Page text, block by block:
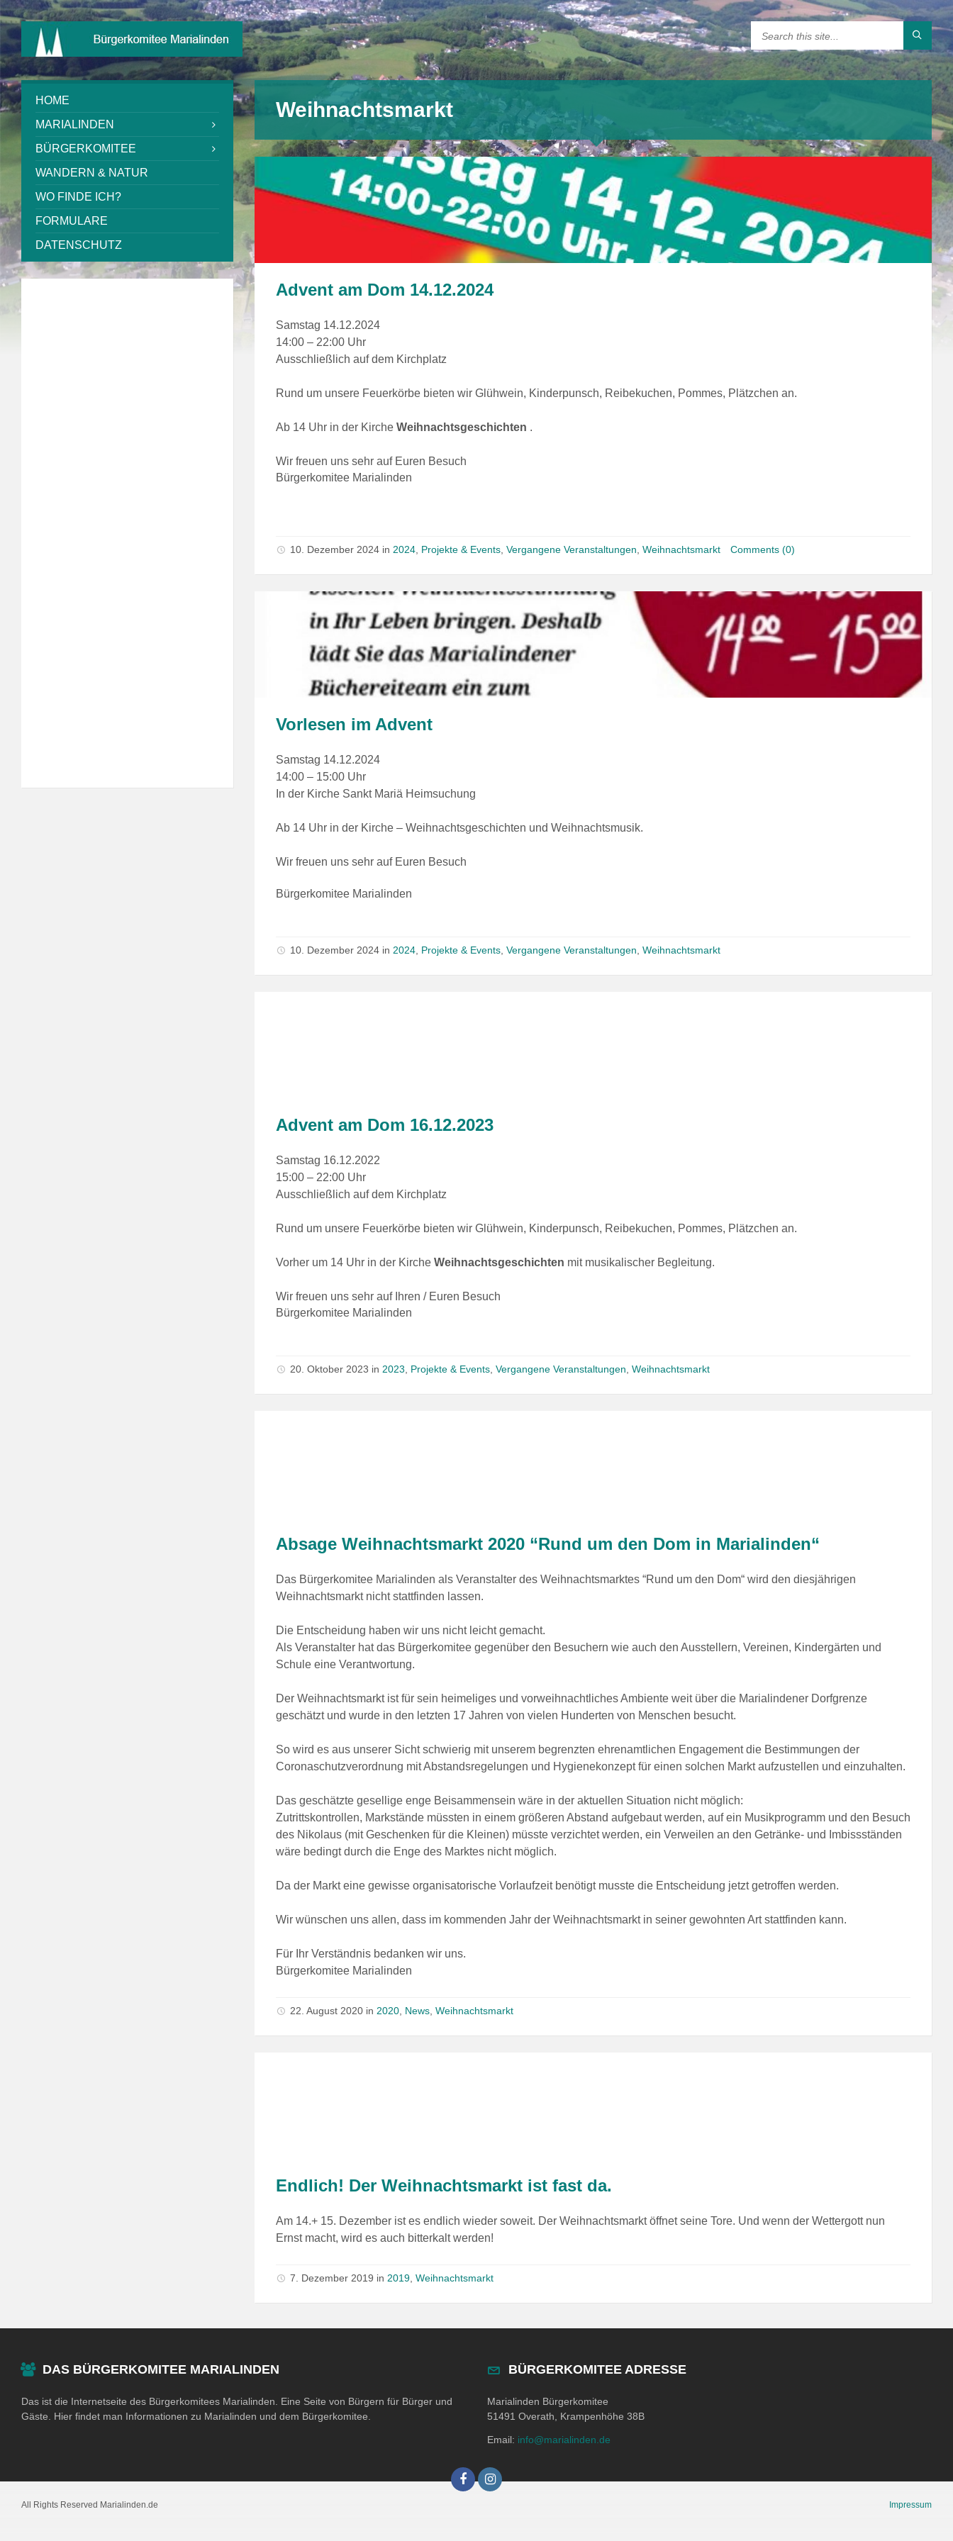
Weihnachtsmarkt
Advent am Dom 14.12.2024
Samstag 14.12.2024
14:00 – 22:00 Uhr
Ausschließlich auf dem Kirchplatz
Rund um unsere Feuerkörbe bieten wir Glühwein, Kinderpunsch, Reibekuchen, Pommes, Plätzchen an.
Ab 14 Uhr in der Kirche Weihnachtsgeschichten .
Wir freuen uns sehr auf Euren Besuch
Bürgerkomitee Marialinden
10. Dezember 2024in 2024, Projekte & Events, Vergangene Veranstaltungen Weihnachtsmarkt Comments (0)
Vorlesen im Advent
Samstag 14.12.2024
14:00 – 15:00 Uhr
In der Kirche Sankt Mariä Heimsuchung
Ab 14 Uhr in der Kirche – Weihnachtsgeschichten und Weihnachtsmusik.
Wir freuen uns sehr auf Euren Besuch
Bürgerkomitee Marialinden
10. Dezember 2024in 2024, Projekte & Events, Vergangene Veranstaltungen Weihnachtsmarkt
Advent am Dom 16.12.2023
Samstag 16.12.2022
15:00 – 22:00 Uhr
Ausschließlich auf dem Kirchplatz
Rund um unsere Feuerkörbe bieten wir Glühwein, Kinderpunsch, Reibekuchen, Pommes, Plätzchen an.
Vorher um 14 Uhr in der Kirche Weihnachtsgeschichten mit musikalischer Begleitung.
Wir freuen uns sehr auf Ihren / Euren Besuch
Bürgerkomitee Marialinden
20. Oktober 2023 in 2023 Projekte & Events, Vergangene Veranstaltungen Weihnachtsmarkt
Absage Weihnachtsmarkt 2020 “Rund um den Dom in Marialinden“
Das Bürgerkomitee Marialinden als Veranstalter des Weihnachtsmarktes “Rund um den Dom“ wird den diesjährigen
Weihnachtsmarkt nicht stattfinden lassen.
Die Entscheidung haben wir uns nicht leicht gemacht.
Als Veranstalter hat das Bürgerkomitee gegenüber den Besuchern wie auch den Ausstellern, Vereinen, Kindergärten und
Schule eine Verantwortung.
Der Weihnachtsmarkt ist für sein heimeliges und vorweihnachtliches Ambiente weit über die Marialindener Dorfgrenze
geschätzt und wurde in den letzten 17 Jahren von vielen Hunderten von Menschen besucht.
So wird es aus unserer Sicht schwierig mit unserem begrenzten ehrenamtlichen Engagement die Bestimmungen der
Coronaschutzverordnung mit Abstandsregelungen und Hygienekonzept für einen solchen Markt aufzustellen und einzuhalten.
Das geschätzte gesellige enge Beisammensein wäre in der aktuellen Situation nicht möglich:
Zutrittskontrollen, Markstände müssten in einem größeren Abstand aufgebaut werden, auf ein Musikprogramm und den Besuch
des Nikolaus (mit Geschenken für die Kleinen) müsste verzichtet werden, ein Verweilen an den Getränke- und Imbissständen
wäre bedingt durch die Enge des Marktes nicht möglich.
Da der Markt eine gewisse organisatorische Vorlaufzeit benötigt musste die Entscheidung jetzt getroffen werden.
Wir wünschen uns allen, dass im kommenden Jahr der Weihnachtsmarkt in seiner gewohnten Art stattfinden kann.
Für Ihr Verständnis bedanken wir uns.
Bürgerkomitee Marialinden
22. August 2020in 2020, News, Weihnachtsmarkt
Endlich! Der Weihnachtsmarkt ist fast da.
Am 14.+ 15. Dezember ist es endlich wieder soweit. Der Weihnachtsmarkt öffnet seine Tore. Und wenn der Wettergott nun
Ernst macht, wird es auch bitterkalt werden!
7. Dezember 2019 in 2019, Weihnachtsmarkt
HOME
MARIALINDEN
BÜRGERKOMITEE
WANDERN & NATUR
WO FINDE ICH?
FORMULARE
DATENSCHUTZ
DAS BÜRGERKOMITEE MARIALINDEN
Das ist die Internetseite des Bürgerkomitees Marialinden. Eine Seite von Bürgern für Bürger und
Gäste. Hier findet man Informationen zu Marialinden und dem Bürgerkomitee.
BÜRGERKOMITEE ADRESSE
Marialinden Bürgerkomitee
51491 Overath, Krampenhöhe 38B
Email: info@marialinden.de
All Rights Reserved Marialinden.de Impressum